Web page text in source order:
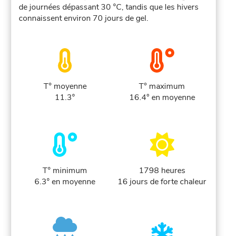
de journées dépassant 30 °C, tandis que les hivers
connaissent environ 70 jours de gel.
T° moyenne
11.3°
T° maximum
16.4° en moyenne
T° minimum
6.3° en moyenne
1798 heures
16 jours de forte chaleur